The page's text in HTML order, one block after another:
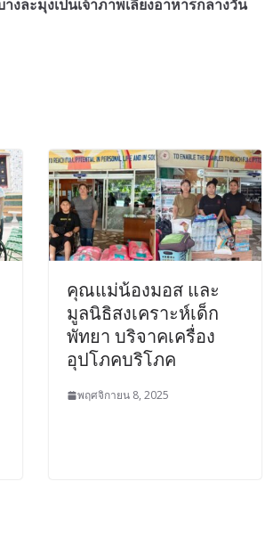
างละมุงเป็นเจ้าภาพเลี้ยงอาหารกลางวัน
คุณแม่น้องมอส และ
มูลนิธิสงเคราะห์เด็ก
พัทยา บริจาคเครื่อง
อุปโภคบริโภค
พฤศจิกายน 8, 2025